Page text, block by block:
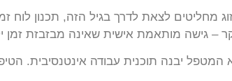
– גישה מותאמת אישית שאינה מבזבזת זמן
יבנה תוכנית עבודה אינטנסיבית.